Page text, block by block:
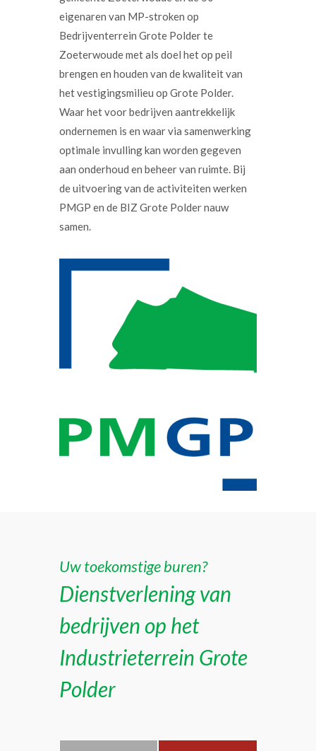
eigenaren van MP-stroken op
Bedrijventerrein Grote Polder te
Zoeterwoude met als doel het op peil
brengen en houden van de kwaliteit van
het vestigingsmilieu op Grote Polder.
Waar het voor bedrijven aantrekkelijk
ondernemen is en waar via samenwerking
optimale invulling kan worden gegeven
aan onderhoud en beheer van ruimte. Bij
de uitvoering van de activiteiten werken
PMGP en de BIZ Grote Polder nauw
samen.
Uw toekomstige buren?
Dienstverlening van
bedrijven op het
Industrieterrein Grote
Polder